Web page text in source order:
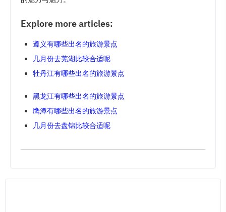
Explore more articles:
遵义有哪些出名的旅游景点
几月份去芜湖比较合适呢
牡丹江有哪些出名的旅游景点
黑龙江有哪些出名的旅游景点
鹰潭有哪些出名的旅游景点
几月份去盘锦比较合适呢